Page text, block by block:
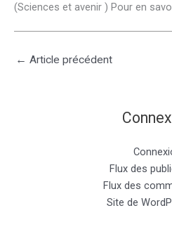
(Sciences et avenir ) Pour en
← Article précédent
Flux des
Flux des
Site de